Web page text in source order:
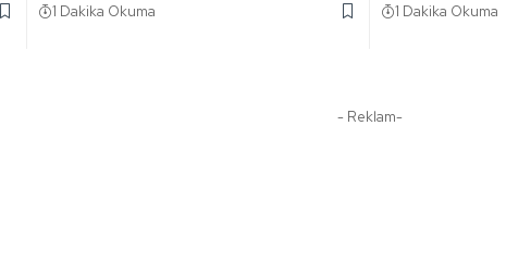
1 Dakika Okuma 1 Dakika Okuma
- Reklam-